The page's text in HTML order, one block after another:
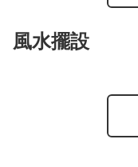
風水擺設